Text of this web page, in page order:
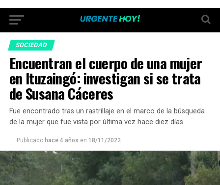
SOCIEDAD
Encuentran el cuerpo de una mujer
en Ituzaingó: investigan si se trata
de Susana Cáceres
Fue encontrado tras un rastrillaje en el marco de la búsqueda
de la mujer que fue vista por última vez hace diez días.
Publicado hace 4 años en 18/11/2022